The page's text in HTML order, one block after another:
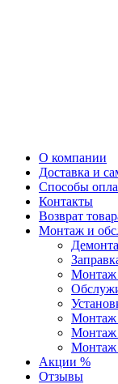
О компании
Доставка и
Способы
Контакты
Возврат
Монтаж и
Монтаж
Монтаж
Монтаж
Монтаж
Акции %
Отзывы